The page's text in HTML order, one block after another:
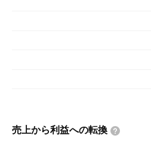
売上から利益への転換